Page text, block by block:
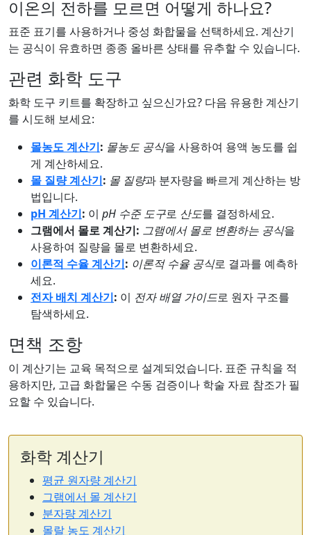
이온의 전하를 모르면 어떻게 하나요?
표준 표기를 사용하거나 중성 화합물을 선택하세요. 계산기
는 공식이 유효하면 종종 올바른 상태를 유추할 수 있습니다.
관련 화학 도구
화학 도구 키트를 확장하고 싶으신가요? 다음 유용한 계산기
를 시도해 보세요:
몰농도 계산기: 몰농도 공식을 사용하여 용액 농도를 쉽
게 계산하세요.
몰 질량 계산기: 몰 질량과 분자량을 빠르게 계산하는 방
법입니다.
pH 계산기: 이 pH 수준 도구로 산도를 결정하세요.
그램에서 몰로 계산기: 그램에서 몰로 변환하는 공식을
사용하여 질량을 몰로 변환하세요.
이론적 수율 계산기: 이론적 수율 공식로 결과를 예측하
세요.
전자 배치 계산기: 이 전자 배열 가이드로 원자 구조를
탐색하세요.
면책 조항
이 계산기는 교육 목적으로 설계되었습니다. 표준 규칙을 적
용하지만, 고급 화합물은 수동 검증이나 학술 자료 참조가 필
요할 수 있습니다.
화학 계산기
평균 원자량 계산기
그램에서 몰 계산기
분자량 계산기
몰랄 농도 계산기